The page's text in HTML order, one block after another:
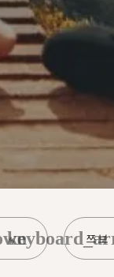
쯔보